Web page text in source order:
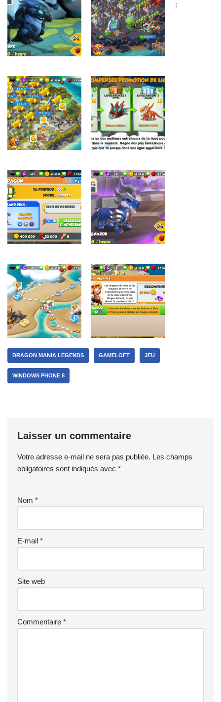
:
DRAGON MANIA LEGENDS GAMELOFT JEU
WINDOWS PHONE 8
Laisser un commentaire
Votre adresse e-mail ne sera pas publiée. Les champs
obligatoires sont indiqués avec *
Nom *
E-mail *
Site web
Commentaire *